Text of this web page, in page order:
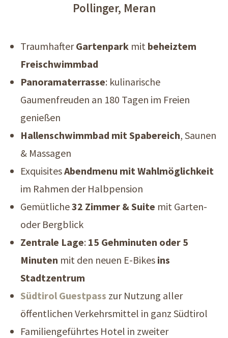
Pollinger, Meran
TraumhafterGartenpark mit beheiztem
Freischwimmbad
Panoramaterrasse: kulinarische
Gaumenfreuden an 180 Tagen im Freien
genießen
Hallenschwimmbad mit Spabereich, Saunen
& Massagen
ExquisitesAbendmenu mit Wahlmöglichkeit
im Rahmen der Halbpension
Gemütliche32 Zimmer & Suite mit Garten-
oder Bergblick
Zentrale Lage: 15 Gehminuten oder 5
Minuten mit den neuen E-Bikes ins
Stadtzentrum
Südtirol Guestpass zur Nutzung aller
öffentlichen Verkehrsmittel in ganz Südtirol
Familiengeführtes Hotel in zweiter